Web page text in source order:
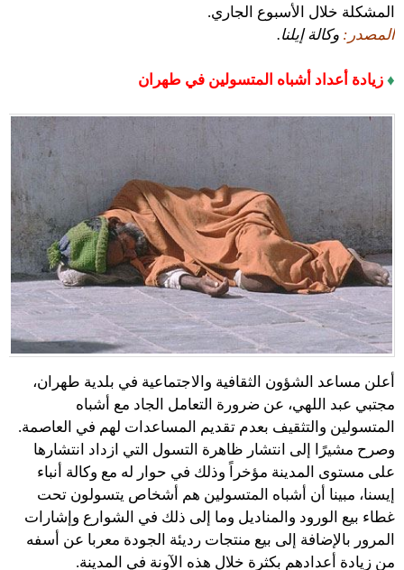
المشكلة خلال الأسبوع الجاري.
المصدر: وكالة إيلنا.
♦ زيادة أعداد أشباه المتسولين في طهران
أعلن مساعد الشؤون الثقافية والاجتماعية في بلدية طهران،
مجتبي عبد اللهي، عن ضرورة التعامل الجاد مع أشباه
المتسولين والتثقيف بعدم تقديم المساعدات لهم في العاصمة.
وصرح مشيرًا إلى انتشار ظاهرة التسول التي ازداد انتشارها
على مستوى المدينة مؤخراً وذلك في حوار له مع وكالة أنباء
إيسنا، مبينا أن أشباه المتسولين هم أشخاص يتسولون تحت
غطاء بيع الورود والمناديل وما إلى ذلك في الشوارع وإشارات
المرور بالإضافة إلى بيع منتجات رديئة الجودة معربا عن أسفه
من زيادة أعدادهم بكثرة خلال هذه الآونة في المدينة.